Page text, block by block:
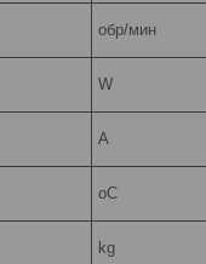
обр/мин
W
A
oC
kg